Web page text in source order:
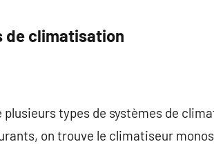
de climatisation
plusieurs types de systèmes de
on trouve le climatiseur